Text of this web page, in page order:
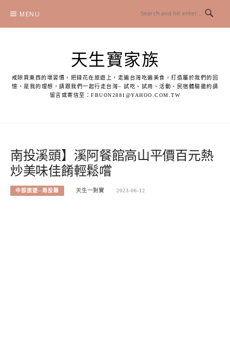
content
MENU
天生寶家族
戒除買東西的壞習慣，把錢花在旅遊上，走遍台灣吃遍美食，打造屬於我們的回
憶，是我的理想，請跟我們一起行走台灣~ 試吃、試用、活動、民宿體驗邀約請
留言或寄信至：FBUON2881@YAHOO.COM.TW
南投溪頭】溪阿餐館高山平價百元熱
炒美味佳餚輕鬆嚐
中部旅遊--南投縣 天生一對寶 2023-06-12